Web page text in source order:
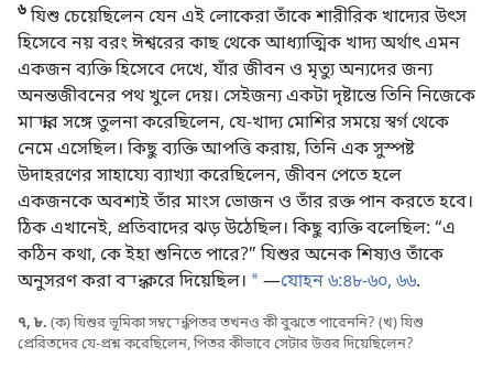
৬যিশু চেয়েছিলেন যেন এই লোকেরা তাঁকে শারীরিক খাদ্যের উৎস
হিসেবে নয় বরং ঈশ্বরের কাছ থেকে আধ্যাত্মিক খাদ্য অর্থাৎ এমন
একজন ব্যক্তি হিসেবে দেখে, যাঁর জীবন ও মৃত্যু অন্যদের জন্য
অনন্তজীবনের পথ খুলে দেয়। সেইজন্য একটা দৃষ্টান্তে তিনি নিজেকে
মান্নার সঙ্গে তুলনা করেছিলেন, যে-খাদ্য মোশির সময়ে স্বর্গ থেকে
নেমে এসেছিল। কিছু ব্যক্তি আপত্তি করায়, তিনি এক সুস্পষ্ট
উদাহরণের সাহায্যে ব্যাখ্যা করেছিলেন, জীবন পেতে হলে
একজনকে অবশ্যই তাঁর মাংস ভোজন ও তাঁর রক্ত পান করতে হবে।
ঠিক এখানেই, প্রতিবাদের ঝড় উঠেছিল। কিছু ব্যক্তি বলেছিল: “এ
কঠিন কথা, কে ইহা শুনিতে পারে?” যিশুর অনেক শিষ্যও তাঁকে
অনুসরণ করা বন্ধ করে দিয়েছিল। a—যোহন ৬:৪৮-৬০, ৬৬.
৭, ৮. (ক) যিশুর ভূমিকা সম্বন্ধে পিতর তখনও কী বুঝতে পারেননি? (খ) যিশু
প্রেরিতদের যে-প্রশ্ন করেছিলেন, পিতর কীভাবে সেটার উত্তর দিয়েছিলেন?